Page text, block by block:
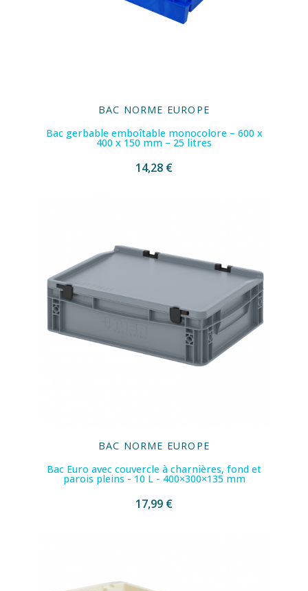
BAC NORME EUROPE
Bac gerbable emboîtable monocolore – 600 x
400 x 150 mm – 25 litres
14,28 €
BAC NORME EUROPE
Bac Euro avec couvercle à charnières, fond et
parois pleins - 10 L - 400×300×135 mm
17,99 €